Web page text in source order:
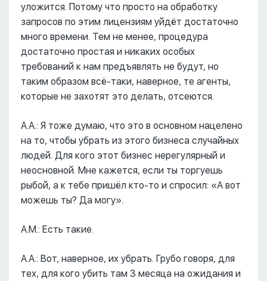
уложится. Потому что просто на обработку
запросов по этим лицензиям уйдёт достаточно
много времени. Тем не менее, процедура
достаточно простая и никаких особых
требований к нам предъявлять не будут, но
таким образом всё-таки, наверное, те агенты,
которые не захотят это делать, отсеются.
А.А.: Я тоже думаю, что это в основном нацелено
на то, чтобы убрать из этого бизнеса случайных
людей. Для кого этот бизнес нерегулярный и
неосновной. Мне кажется, если ты торгуешь
рыбой, а к тебе пришёл кто-то и спросил: «А вот
можешь ты? Да могу».
А.М.: Есть такие.
А.А.: Вот, наверное, их убрать. Грубо говоря, для
тех, для кого убить там 3 месяца на ожидания и